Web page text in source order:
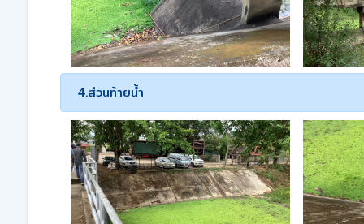
4.ส่วนท้ายน้ำ